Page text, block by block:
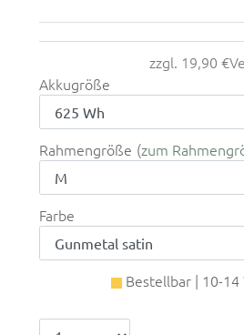
zzgl. 19,90 €
Akkugröße
Rahmengröße zum
Farbe
Bestellbar | 10-